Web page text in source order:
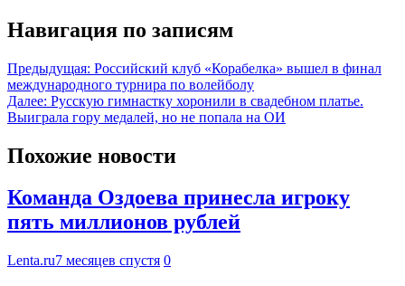
Навигация по записям
Предыдущая: Российский клуб «Корабелка» вышел в финал
международного турнира по волейболу
Далее: Русскую гимнастку хоронили в свадебном платье.
Выиграла гору медалей, но не попала на ОИ
Похожие новости
Команда Оздоева принесла игроку
пять миллионов рублей
Lenta.ru7 месяцев спустя 0